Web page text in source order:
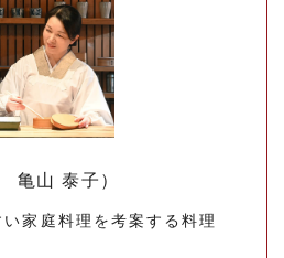
亀山 泰子）
家庭料理を考案する料理